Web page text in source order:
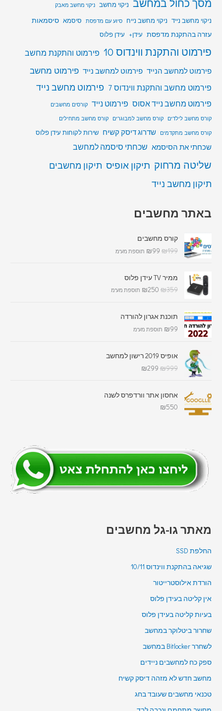
מסך כחול במחשב ניקוי מחשב ניקוי מחשב מאבק
ניקוי מחשב נייד ניקוי מחשב נייח סיוע עם מדפסת סיסמא סיסמאות
עזרה בהתקנת מדפסת עידן+ עידן פלוס
פירמוט והתקנת ווינדוס 10 פירמוט והתקנת מחשב
פירמוט למחשב הנייד פירמוט למחשב נייד פירמוט מחשב
פירמוט מחשב והתקנת ווינדוס 7
פירמוט מחשב נייד
פירמוט מחשב נייד אסוס פירמוט נייד קורסים מחשבים
קורס מחשב לילדים
קורס מחשב למבוגרים
קורס מחשב מתחילים
קורס מחשב מתקדמים
שדרוג דיסק קשיח שירות לקוחות עידן פלוס
שכחתי את הסיסמא שכחתי סיסמה למחשב
שליטה מרחוק תיקון אופיס תיקון מחשבים
תיקון מחשב נייד
באתר מחשבים
קורס מחשבים
₪199
₪99 תוספת מע"מ
ממיר TV עידן פלוס
₪359
₪250 תוספת מע"מ
תוכנת אגרון להורדה
₪99 תוספת מע"מ
אופיס 2019 רישון למחשב
₪999
₪299
אחסון אתר וורדפרס לשנה
₪550
מאתר גו-גל מחשבים
החלפת SSD
שגיאה בהתקנת ווינדוס 10/11
הורדת אילוסטרייטור
אין קליטה בעידן פלוס
בעיות קליטה בעידן פלוס
שחרור ביטלוקר במחשב
לשחרר Bitlocker במחשב
ספק כח למחשבים ניידים
מחשב חדש לא מזהה דיסק קשיח
טכנאי מחשבים שעובד בחג